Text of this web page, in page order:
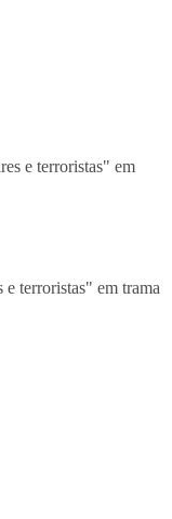
terroristas" em trama